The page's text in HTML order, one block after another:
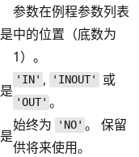
是
参数在例程参数列表
中的位置（底数为
1）。
是
'IN' , 'INOUT' 或
'OUT' 。
是
始终为 'NO' 。 保留
供将来使用。